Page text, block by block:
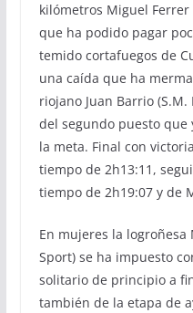
kilómetros Miguel
que ha podido pagar
temido cortafuegos de
una caída que ha
riojano Juan Barrio
del segundo puesto que
la meta. Final con
tiempo de 2h13:11,
tiempo de 2h19:07 y de
En mujeres la logroñesa
Sport) se ha impuesto
solitario de principio a
también de la etapa de